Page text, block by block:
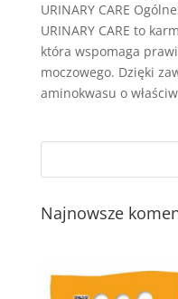
URINARY CARE
URINARY CARE to
która wspomaga
moczowego. Dzięki
aminokwasu o
Najnowsze